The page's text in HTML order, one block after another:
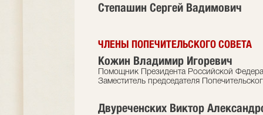
Степашин Сергей Вадимович
ЧЛЕНЫ ПОПЕЧИТЕЛЬСКОГО СОВЕТА
Кожин Владимир Игоревич
Помощник Президента Российской
Заместитель председателя
Двуреченских Виктор